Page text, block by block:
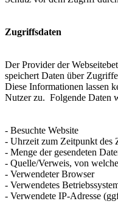
Zugriffsdaten
Der Provider der
speichert Daten über
Diese Informationen lassen
Nutzer zu. Folgende Daten
- Besuchte Website
- Uhrzeit zum Zeitpunkt des
- Menge der gesendeten
- Quelle/Verweis, von
- Verwendeter Browser
- Verwendetes
- Verwendete IP-Adresse